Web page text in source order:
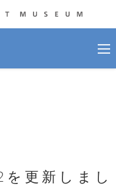
更新しまし